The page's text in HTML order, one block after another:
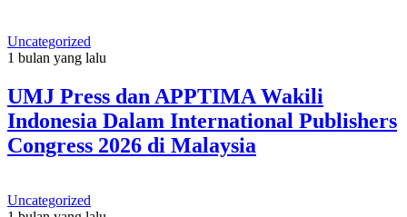
Uncategorized
1 bulan yang lalu
UMJ Press dan APPTIMA Wakili
Indonesia Dalam International Publishers
Congress 2026 di Malaysia
Uncategorized